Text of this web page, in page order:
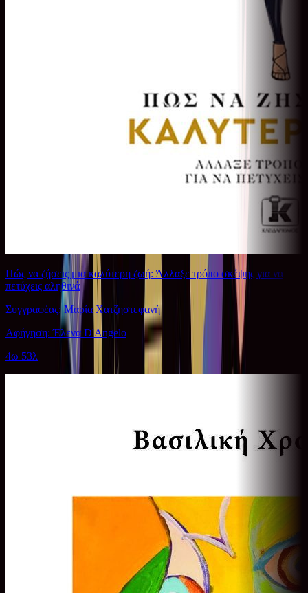
Πώς να ζήσεις μια καλύτερη ζωή: Άλλαξε τρόπο σκέψης για να
πετύχεις αληθινά
Συγγραφέας: Μαρία Χατζηστεφανή
Αφήγηση: Έλενα D'Angelo
4ω 53λ